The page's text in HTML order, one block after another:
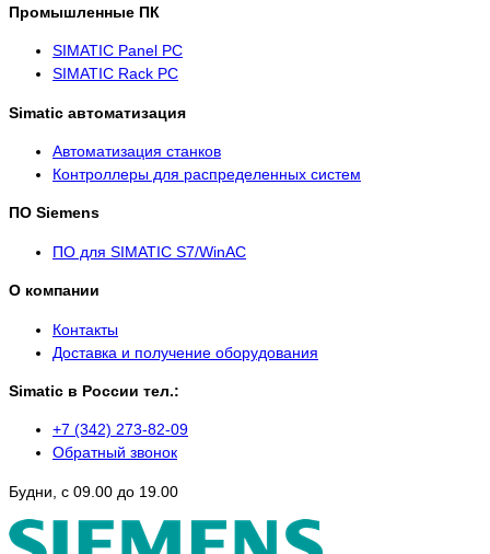
Промышленные ПК
SIMATIC Panel PС
SIMATIC Rack PC
Simatic автоматизация
Автоматизация станков
Контроллеры для распределенных систем
ПО Siemens
ПО для SIMATIC S7/WinAC
О компании
Контакты
Доставка и получение оборудования
Simatic в России тел.:
+7 (342) 273-82-09
Обратный звонок
Будни, с 09.00 до 19.00